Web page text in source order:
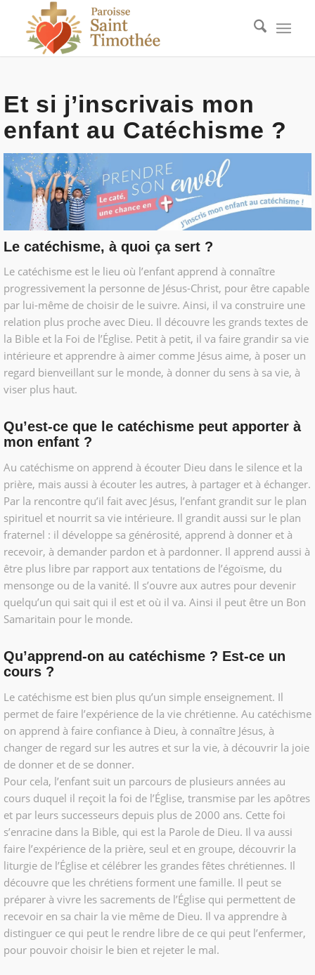
Et si j’inscrivais mon
enfant au Catéchisme ?
Le catéchisme, à quoi ça sert ?
Le catéchisme est le lieu où l’enfant apprend à connaître
progressivement la personne de Jésus-Christ, pour être capable
par lui-même de choisir de le suivre. Ainsi, il va construire une
relation plus proche avec Dieu. Il découvre les grands textes de
la Bible et la Foi de l’Église. Petit à petit, il va faire grandir sa vie
intérieure et apprendre à aimer comme Jésus aime, à poser un
regard bienveillant sur le monde, à donner du sens à sa vie, à
viser plus haut.
Qu’est-ce que le catéchisme peut apporter à
mon enfant ?
Au catéchisme on apprend à écouter Dieu dans le silence et la
prière, mais aussi à écouter les autres, à partager et à échanger.
Par la rencontre qu’il fait avec Jésus, l’enfant grandit sur le plan
spirituel et nourrit sa vie intérieure. Il grandit aussi sur le plan
fraternel : il développe sa générosité, apprend à donner et à
recevoir, à demander pardon et à pardonner. Il apprend aussi à
être plus libre par rapport aux tentations de l’égoïsme, du
mensonge ou de la vanité. Il s’ouvre aux autres pour devenir
quelqu’un qui sait qui il est et où il va. Ainsi il peut être un Bon
Samaritain pour le monde.
Qu’apprend-on au catéchisme ? Est-ce un
cours ?
Le catéchisme est bien plus qu’un simple enseignement. Il
permet de faire l’expérience de la vie chrétienne. Au catéchisme
on apprend à faire confiance à Dieu, à connaître Jésus, à
changer de regard sur les autres et sur la vie, à découvrir la joie
de donner et de se donner.
Pour cela, l’enfant suit un parcours de plusieurs années au
cours duquel il reçoit la foi de l’Église, transmise par les apôtres
et par leurs successeurs depuis plus de 2000 ans. Cette foi
s’enracine dans la Bible, qui est la Parole de Dieu. Il va aussi
faire l’expérience de la prière, seul et en groupe, découvrir la
liturgie de l’Église et célébrer les grandes fêtes chrétiennes. Il
découvre que les chrétiens forment une famille. Il peut se
préparer à vivre les sacrements de l’Église qui permettent de
recevoir en sa chair la vie même de Dieu. Il va apprendre à
distinguer ce qui peut le rendre libre de ce qui peut l’enfermer,
pour pouvoir choisir le bien et rejeter le mal.